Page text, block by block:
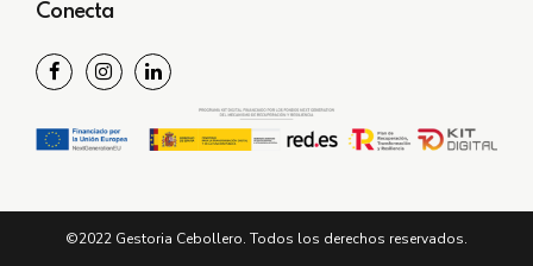
Conecta
©2022 Gestoria Cebollero. Todos los derechos reservados.